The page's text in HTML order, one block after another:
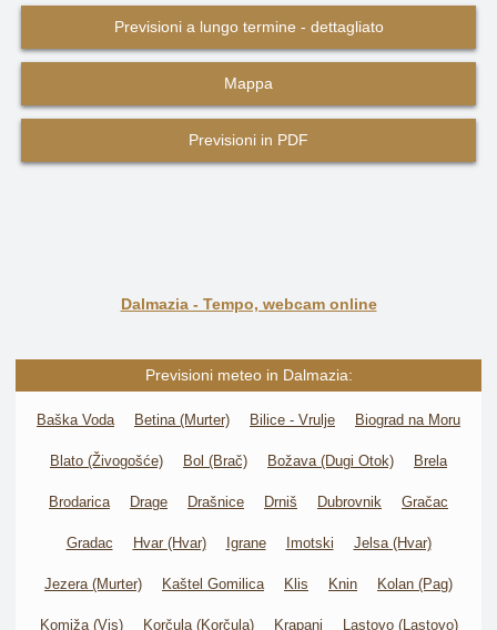
Previsioni a lungo termine - dettagliato
Mappa
Previsioni in PDF
Dalmazia - Tempo, webcam online
Previsioni meteo in Dalmazia:
Baška Voda Betina (Murter) Bilice - Vrulje Biograd na Moru
Blato (Živogošće) Bol (Brač) Božava (Dugi Otok) Brela
Brodarica Drage Drašnice Drniš Dubrovnik Gračac
Gradac Hvar (Hvar) Igrane Imotski Jelsa (Hvar)
Jezera (Murter) Kaštel Gomilica Klis Knin Kolan (Pag)
Komiža (Vis) Korčula (Korčula) Krapanj Lastovo (Lastovo)